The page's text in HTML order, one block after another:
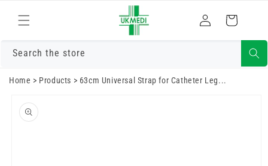
към
съдържанието
Влизам Количка
Search the store
Home > Products > 63cm Universal Strap for Catheter Leg...
информацията
за продукта